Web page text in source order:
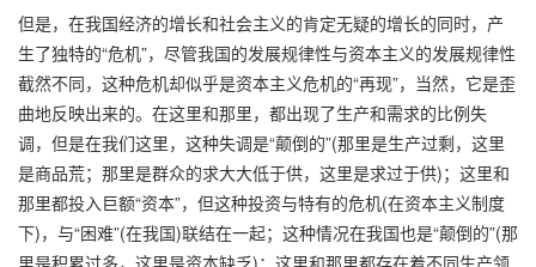
但是，在我国经济的增长和社会主义的肯定无疑的增长的同时，产
生了独特的“危机”，尽管我国的发展规律性与资本主义的发展规律性
截然不同，这种危机却似乎是资本主义危机的“再现”，当然，它是歪
曲地反映出来的。在这里和那里，都出现了生产和需求的比例失
调，但是在我们这里，这种失调是“颠倒的”(那里是生产过剩，这里
是商品荒；那里是群众的求大大低于供，这里是求过于供)；这里和
那里都投入巨额“资本”，但这种投资与特有的危机(在资本主义制度
下)，与“困难”(在我国)联结在一起；这种情况在我国也是“颠倒的”(那
里是积累过多，这里是资本缺乏)；这里和那里都存在着不同生产领